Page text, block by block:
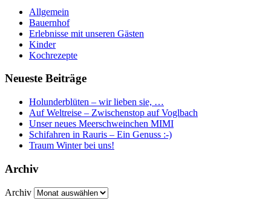
Allgemein
Bauernhof
Erlebnisse mit unseren Gästen
Kinder
Kochrezepte
Neueste Beiträge
Holunderblüten – wir lieben sie, …
Auf Weltreise – Zwischenstop auf Voglbach
Unser neues Meerschweinchen MIMI
Schifahren in Rauris – Ein Genuss :-)
Traum Winter bei uns!
Archiv
Archiv